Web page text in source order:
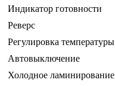
Индикатор готовности
Реверс
Регулировка температуры
Автовыключение
Холодное ламинирование